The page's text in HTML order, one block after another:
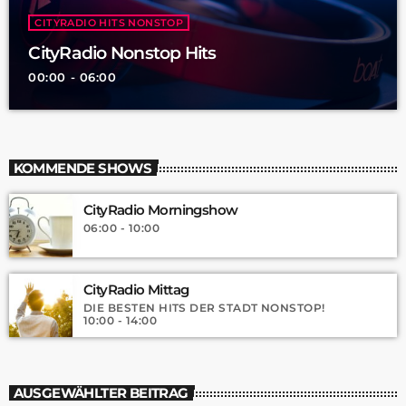
CITYRADIO HITS NONSTOP
CityRadio Nonstop Hits
00:00 - 06:00
KOMMENDE SHOWS
CityRadio Morningshow
06:00 - 10:00
CityRadio Mittag
DIE BESTEN HITS DER STADT NONSTOP!
10:00 - 14:00
AUSGEWÄHLTER BEITRAG